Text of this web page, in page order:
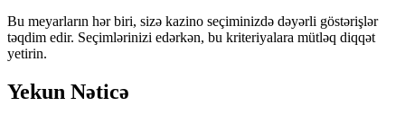
Bu meyarların hər biri, sizə kazino seçiminizdə dəyərli göstərişlər
təqdim edir. Seçimlərinizi edərkən, bu kriteriyalara mütləq diqqət
yetirin.
Yekun Nəticə